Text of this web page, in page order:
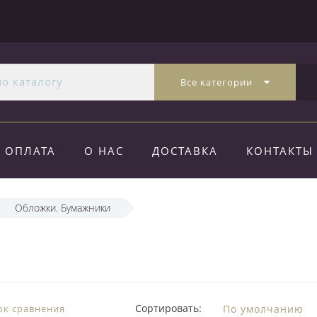
Все категории
ОПЛАТА О НАС ДОСТАВКА КОНТАКТЫ
Обложки. Бумажники
сравнения Сортировать: